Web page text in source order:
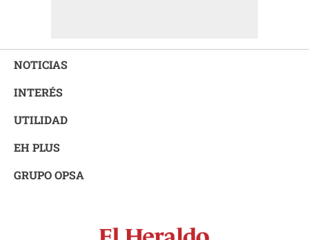
NOTICIAS
INTERÉS
UTILIDAD
EH PLUS
GRUPO OPSA